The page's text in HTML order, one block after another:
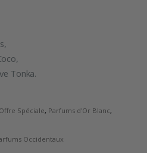
Tonka.
Offre Spéciale, Parfums d'Or Blanc,
Occidentaux